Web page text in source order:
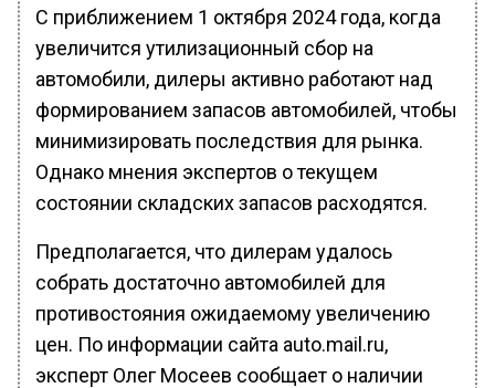
С приближением 1 октября 2024 года, когда
увеличится утилизационный сбор на
автомобили, дилеры активно работают над
формированием запасов автомобилей, чтобы
минимизировать последствия для рынка.
Однако мнения экспертов о текущем
состоянии складских запасов расходятся.
Предполагается, что дилерам удалось
собрать достаточно автомобилей для
противостояния ожидаемому увеличению
цен. По информации сайта auto.mail.ru,
эксперт Олег Мосеев сообщает о наличии